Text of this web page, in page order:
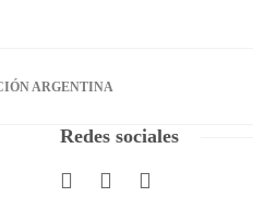
ARGENTINA
Redes sociales